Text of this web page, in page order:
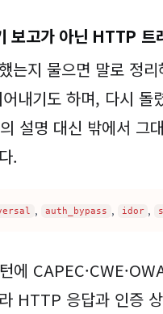
보고가 아닌 HTTP 트
는지 물으면 말로 정
내기도 하며, 다시
설명 대신 밖에서 그
.
, auth_bypass , idor ,
에
HTTP 응답과 인증